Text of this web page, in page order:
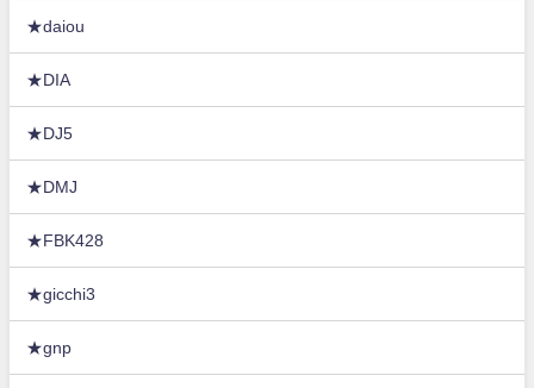
★daiou
★DIA
★DJ5
★DMJ
★FBK428
★gicchi3
★gnp